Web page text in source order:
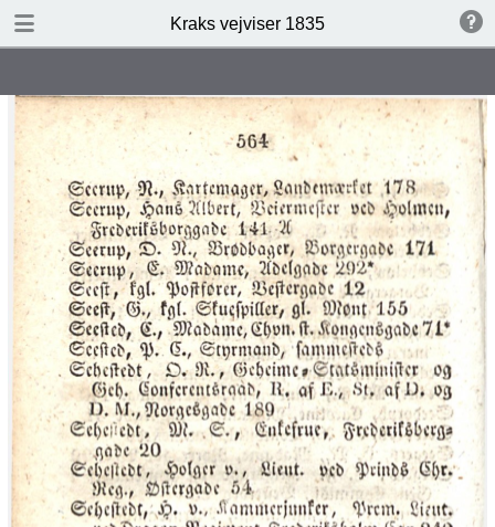
Kraks vejviser 1835
TABLE OF CONTENTS
‎D:\Kraks vejvisere\Kraks Vejviser
1835\Image00001.tif‎
‎D:\Kraks vejvisere\Kraks Vejviser
1835\Image00002.tif‎
‎D:\Kraks vejvisere\Kraks Vejviser
1835\Image00003.tif‎
‎D:\Kraks vejvisere\Kraks Vejviser
1835\Image00004.tif‎
‎D:\Kraks vejvisere\Kraks Vejviser
1835\Image00005.tif‎